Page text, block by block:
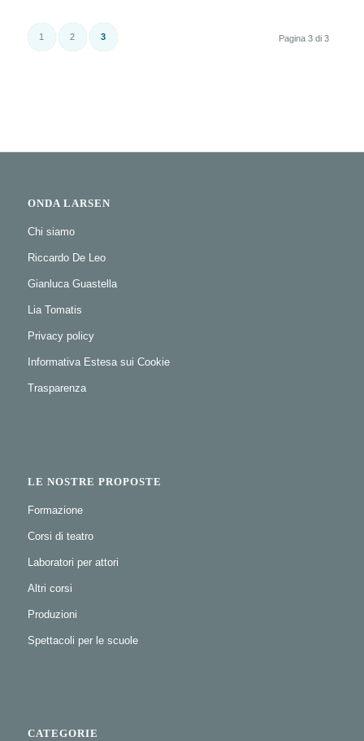
Pagina 3 di 3
1 2 3
ONDA LARSEN
Chi siamo
Riccardo De Leo
Gianluca Guastella
Lia Tomatis
Privacy policy
Informativa Estesa sui Cookie
Trasparenza
LE NOSTRE PROPOSTE
Formazione
Corsi di teatro
Laboratori per attori
Altri corsi
Produzioni
Spettacoli per le scuole
CATEGORIE